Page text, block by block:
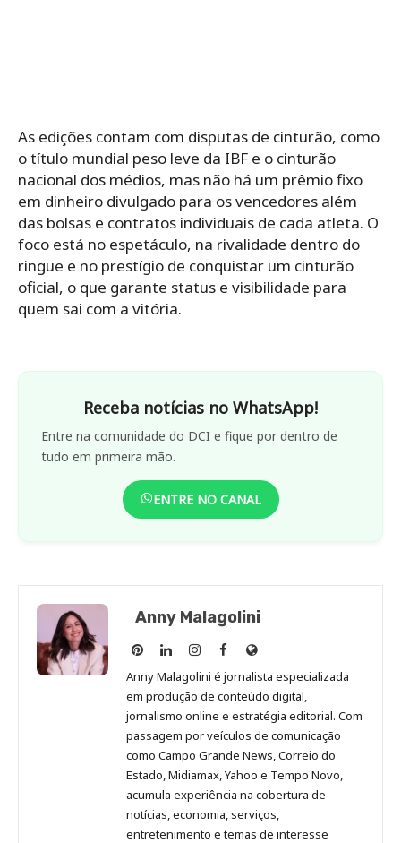
As edições contam com disputas de cinturão, como
o título mundial peso leve da IBF e o cinturão
nacional dos médios, mas não há um prêmio fixo
em dinheiro divulgado para os vencedores além
das bolsas e contratos individuais de cada atleta. O
foco está no espetáculo, na rivalidade dentro do
ringue e no prestígio de conquistar um cinturão
oficial, o que garante status e visibilidade para
quem sai com a vitória.
Receba notícias no WhatsApp!
Entre na comunidade do DCI e fique por dentro de
tudo em primeira mão.
ENTRE NO CANAL
Anny Malagolini
Anny
Malagolini
no
Pinterest
Anny
Malagolini
no
LinkedIn
Anny
Malagolini
no
Instagram
Anny
Malagolini
no
Facebook
Site
de
Anny
Malagolini
Anny Malagolini é jornalista especializada
em produção de conteúdo digital,
jornalismo online e estratégia editorial. Com
passagem por veículos de comunicação
como Campo Grande News, Correio do
Estado, Midiamax, Yahoo e Tempo Novo,
acumula experiência na cobertura de
notícias, economia, serviços,
entretenimento e temas de interesse